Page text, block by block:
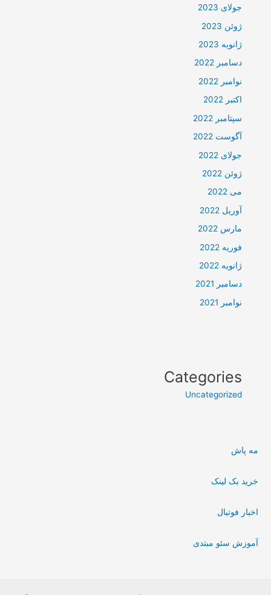
جولای 2023
ژوئن 2023
ژانویه 2023
دسامبر 2022
نوامبر 2022
اکتبر 2022
سپتامبر 2022
آگوست 2022
جولای 2022
ژوئن 2022
می 2022
آوریل 2022
مارس 2022
فوریه 2022
ژانویه 2022
دسامبر 2021
نوامبر 2021
Categories
Uncategorized
مه پاش
خرید بک لینک
اخبار فوتبال
آموزش سئو مبتدی